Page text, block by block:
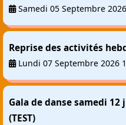
Samedi 05 Septembre
Reprise des activités
Lundi 07 Septembre 2026
Gala de danse samedi 12
(TEST)